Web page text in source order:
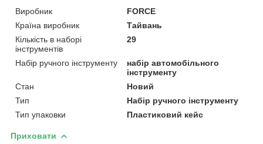
Виробник
FORCE
Країна виробник
Тайвань
Кількість в наборі
інструментів
29
Набір ручного інструменту
набір автомобільного
інструменту
Стан
Новий
Тип
Набір ручного інструменту
Тип упаковки
Пластиковий кейс
Приховати